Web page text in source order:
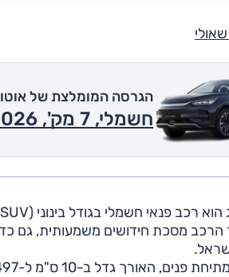
הגרסה המומלצת של אוטו
חשמלי, 7 מק', Flagship, 4x4 2026